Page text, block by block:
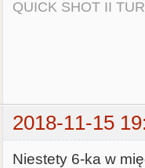
QUICK SHOT II
2018-11-15
Niestety 6-ka w